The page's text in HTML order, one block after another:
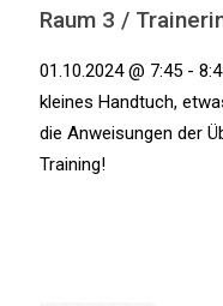
Raum 3 /
01.10.2024 @ 7:45 -
kleines Handtuch,
die Anweisungen der
Training!